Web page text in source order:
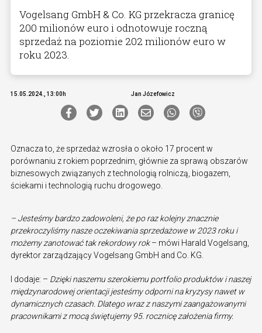
Vogelsang GmbH & Co. KG przekracza granicę
200 milionów euro i odnotowuje roczną
sprzedaż na poziomie 202 milionów euro w
roku 2023.
15.05.2024., 13:00h Jan Józefowicz
Oznacza to, że sprzedaż wzrosła o około 17 procent w
porównaniu z rokiem poprzednim, głównie za sprawą obszarów
biznesowych związanych z technologią rolniczą, biogazem,
ściekami i technologią ruchu drogowego.
– Jesteśmy bardzo zadowoleni, że po raz kolejny znacznie
przekroczyliśmy nasze oczekiwania sprzedażowe w 2023 roku i
możemy zanotować tak rekordowy rok– mówi Harald Vogelsang,
dyrektor zarządzający Vogelsang GmbH and Co. KG.
I dodaje: – Dzięki naszemu szerokiemu portfolio produktów i naszej
międzynarodowej orientacji jesteśmy odporni na kryzysy nawet w
dynamicznych czasach. Dlatego wraz z naszymi zaangażowanymi
pracownikami z mocą świętujemy 95. rocznicę założenia firmy.